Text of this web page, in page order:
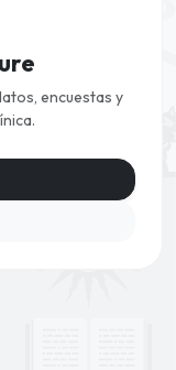
encuestas y